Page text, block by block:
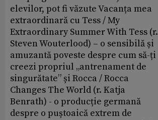
elevilor, pot fi văzute Vacanța mea
extraordinară cu Tess / My
Extraordinary Summer With Tess (r.
Steven Wouterlood) – o sensibilă și
amuzantă poveste despre cum să-ți
creezi propriul „antrenament de
singurătate” și Rocca / Rocca
Changes The World (r. Katja
Benrath) - o producție germană
despre o puștoaică extrem de